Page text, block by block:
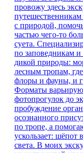
провожу здесь
путешественникам
с природой,
частью чего-то
суета.
по заповедникам
дикой природы:
лесным тропам,
флоры и фауны, и
Форматы
фотопрогулок до
пробуждение
осознанного
по тропе, а
ускользает: шёпот
света. В моих